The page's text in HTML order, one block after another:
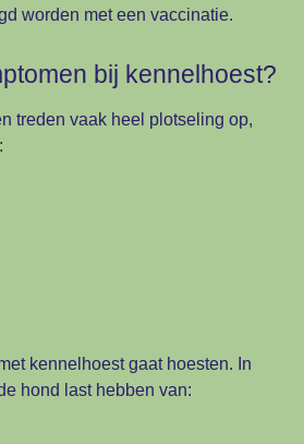
worden met een vaccinatie.
bij kennelhoest?
treden vaak heel plotseling op,
kennelhoest gaat hoesten. In
hond last hebben van: